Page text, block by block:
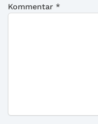
Kommentar *